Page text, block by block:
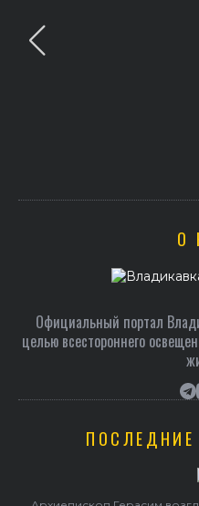
О
Официальный портал
целью всестороннего